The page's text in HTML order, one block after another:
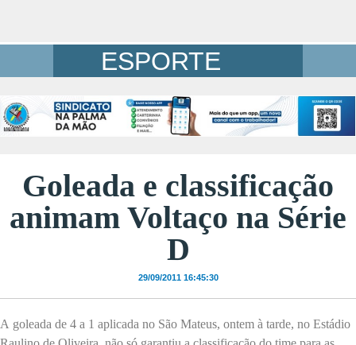
ESPORTE
Goleada e classificação
animam Voltaço na Série
D
29/09/2011 16:45:30
A goleada de 4 a 1 aplicada no São Mateus, ontem à tarde, no Estádio